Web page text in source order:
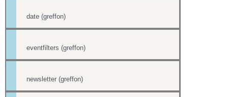
date (greffon)
eventfilters (greffon)
newsletter (greffon)